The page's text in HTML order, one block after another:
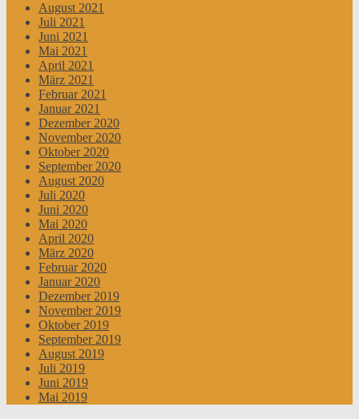
August 2021
Juli 2021
Juni 2021
Mai 2021
April 2021
März 2021
Februar 2021
Januar 2021
Dezember 2020
November 2020
Oktober 2020
September 2020
August 2020
Juli 2020
Juni 2020
Mai 2020
April 2020
März 2020
Februar 2020
Januar 2020
Dezember 2019
November 2019
Oktober 2019
September 2019
August 2019
Juli 2019
Juni 2019
Mai 2019